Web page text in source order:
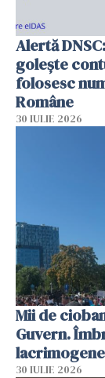
Alertă
golește
folosesc
Române
30 IULIE 2026
Mii de
Guvern.
lacrimogene
30 IULIE 2026